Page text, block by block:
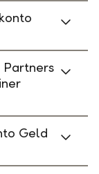
Partners
Geld